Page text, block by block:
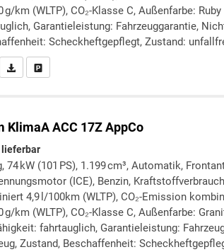
g/km (WLTP), CO₂-Klasse C, Außenfarbe:
Garantieleistung: Fahrzeuggarantie,
Scheckheftgepflegt, Zustand:
rufen Sie an
PDF-Datei, Fahrzeugexposé drucken
Drucken, parken oder vergleichen
KlimaA ACC 17Z AppCo
74 kW (101 PS), 1.199 cm³, Automatik,
(ICE), Benzin, Kraftstoffverbrauch
4,9 l/100km (WLTP), CO₂-Emission
g/km (WLTP), CO₂-Klasse C, Außenfarbe:
fahrtauglich, Garantieleistung:
Zustand, Beschaffenheit: